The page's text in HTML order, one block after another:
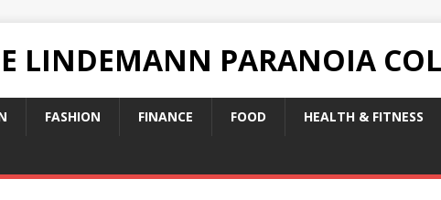
LINDEMANN PARANOIA
FASHION FINANCE FOOD HEALTH & FITNESS